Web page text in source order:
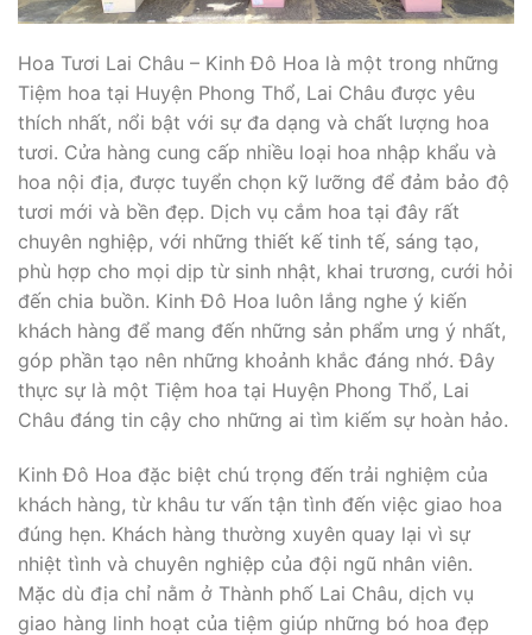
Hoa Tươi Lai Châu – Kinh Đô Hoa là một trong những
Tiệm hoa tại Huyện Phong Thổ, Lai Châu được yêu
thích nhất, nổi bật với sự đa dạng và chất lượng hoa
tươi. Cửa hàng cung cấp nhiều loại hoa nhập khẩu và
hoa nội địa, được tuyển chọn kỹ lưỡng để đảm bảo độ
tươi mới và bền đẹp. Dịch vụ cắm hoa tại đây rất
chuyên nghiệp, với những thiết kế tinh tế, sáng tạo,
phù hợp cho mọi dịp từ sinh nhật, khai trương, cưới hỏi
đến chia buồn. Kinh Đô Hoa luôn lắng nghe ý kiến
khách hàng để mang đến những sản phẩm ưng ý nhất,
góp phần tạo nên những khoảnh khắc đáng nhớ. Đây
thực sự là một Tiệm hoa tại Huyện Phong Thổ, Lai
Châu đáng tin cậy cho những ai tìm kiếm sự hoàn hảo.
Kinh Đô Hoa đặc biệt chú trọng đến trải nghiệm của
khách hàng, từ khâu tư vấn tận tình đến việc giao hoa
đúng hẹn. Khách hàng thường xuyên quay lại vì sự
nhiệt tình và chuyên nghiệp của đội ngũ nhân viên.
Mặc dù địa chỉ nằm ở Thành phố Lai Châu, dịch vụ
giao hàng linh hoạt của tiệm giúp những bó hoa đẹp